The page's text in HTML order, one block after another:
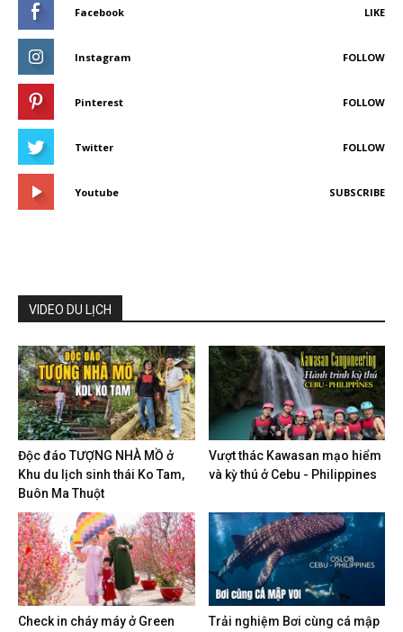
Facebook LIKE
Instagram FOLLOW
Pinterest FOLLOW
Twitter FOLLOW
Youtube SUBSCRIBE
VIDEO DU LỊCH
Độc đáo TƯỢNG NHÀ MỒ ở
Khu du lịch sinh thái Ko Tam,
Buôn Ma Thuột
Vượt thác Kawasan mạo hiểm
và kỳ thú ở Cebu - Philippines
Check in cháy máy ở Green
Trải nghiệm Bơi cùng cá mập